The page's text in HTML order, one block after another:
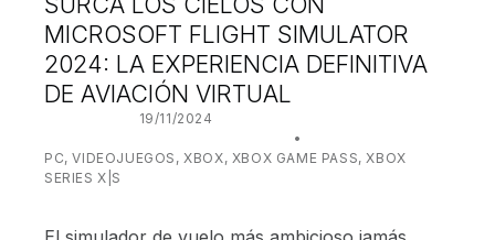
MICROSOFT FLIGHT SIMULATOR
2024: LA EXPERIENCIA DEFINITIVA
DE AVIACIÓN VIRTUAL
19/11/2024
PC,VIDEOJUEGOS ,XBOX, XBOX GAME PASS,XBOX
SERIES X|S